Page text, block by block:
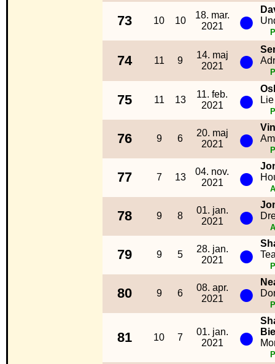
73 10 10
18. mar.
2021
●
74 11 9
14. maj
2021
●
75 11 13
11. feb.
2021
●
Lie
76 9 6
20. maj
2021
●
77 7 13
04. nov.
2021
●
78 9 8
01. jan.
2021
●
79 9 5
28. jan.
2021
●
80 9 6
08. apr.
2021
●
81 10 7
01. jan.
2021
●